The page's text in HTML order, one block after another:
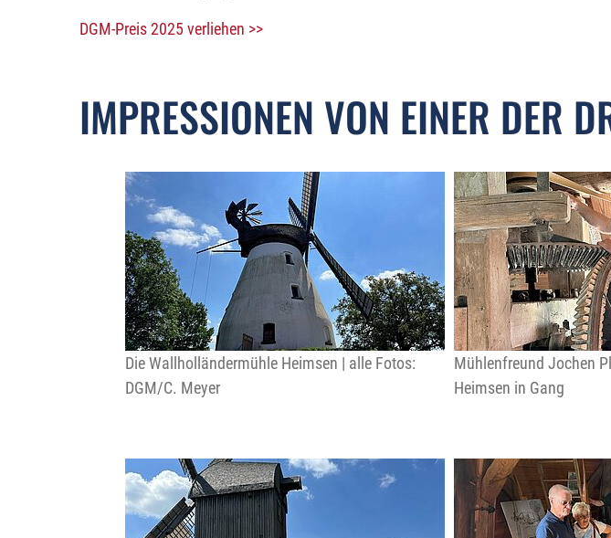
DGM-Preis 2025 verliehen >>
IMPRESSIONEN VON EINER DER
Die Wallholländermühle Heimsen | alle Fotos:
DGM/C. Meyer
Mühlenfreund Jochen
Heimsen in Gang